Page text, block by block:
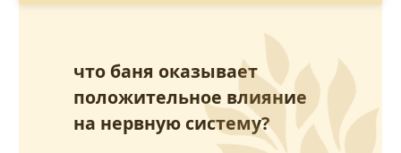
что баня оказывает
положительное влияние
на нервную систему?